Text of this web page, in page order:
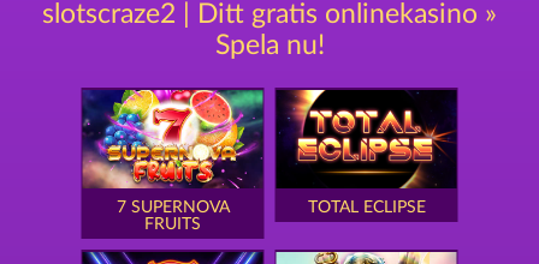
slotscraze2 | Ditt gratis onlinekasino »
Spela nu!
7 SUPERNOVA
FRUITS
TOTAL ECLIPSE